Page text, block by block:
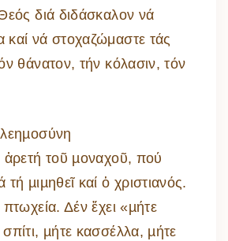
διά διδάσκαλον νά
καί νά στοχαζώμαστε τάς
θάνατον, τήν κόλασιν, τόν
ἀρετή τοῦ µοναχοῦ, πού
µιµηθεῖ καί ὁ χριστιανός.
Δέν ἔχει «µήτε
µήτε κασσέλλα, µήτε